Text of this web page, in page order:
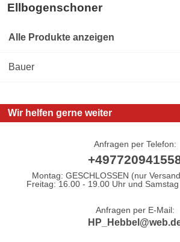
Ellbogenschoner
Alle Produkte anzeigen
Bauer
Wir helfen gerne weiter
Anfragen per Telefon:
Montag: GESCHLOSSEN (nur
Freitag: 16.00 - 19.00 Uhr und
Anfragen per E-Mail: